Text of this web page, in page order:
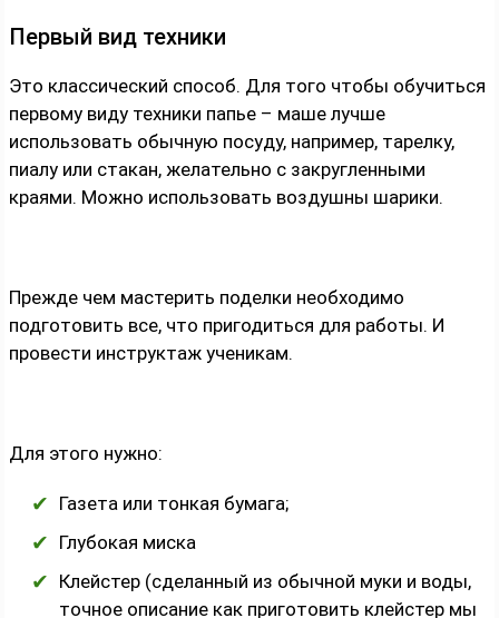
Первый вид техники
Это классический способ. Для того чтобы обучиться
первому виду техники папье – маше лучше
использовать обычную посуду, например, тарелку,
пиалу или стакан, желательно с закругленными
краями. Можно использовать воздушны шарики.
Прежде чем мастерить поделки необходимо
подготовить все, что пригодиться для работы. И
провести инструктаж ученикам.
Для этого нужно:
Газета или тонкая бумага;
Глубокая миска
Клейстер (сделанный из обычной муки и воды,
точное описание как приготовить клейстер мы